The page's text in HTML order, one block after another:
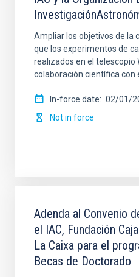
Ampliar los objetivos de la
que los experimentos de
realizados en el telescopio
colaboración científica con
In-force date 02/01/
Not in force
Adenda al Convenio
el IAC, Fundación
La Caixa para el
Becas de Doctorado